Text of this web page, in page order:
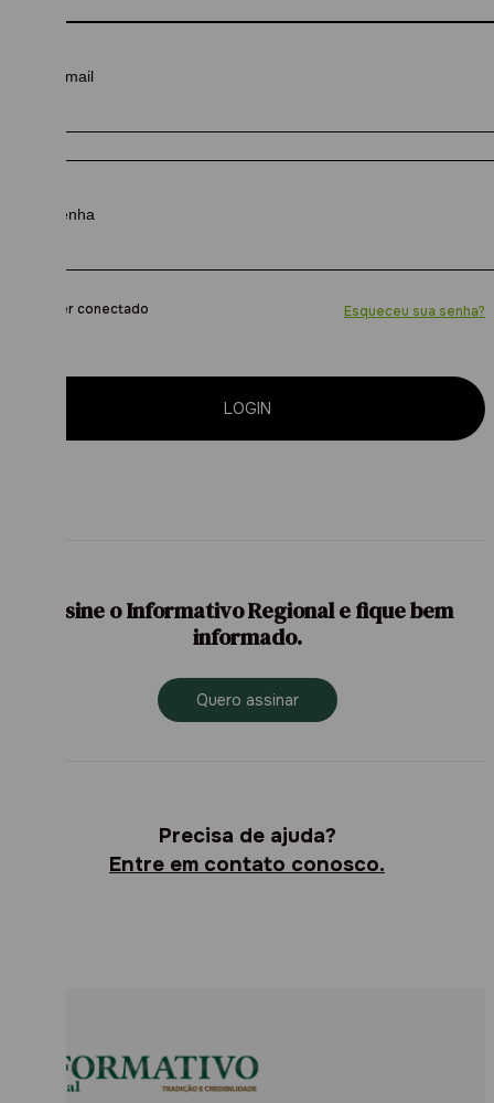
Manter conectado Esqueceu sua senha?
LOGIN
Assine o Informativo Regional e fique bem
informado.
Quero assinar
Precisa de ajuda?
Entre em contato conosco.